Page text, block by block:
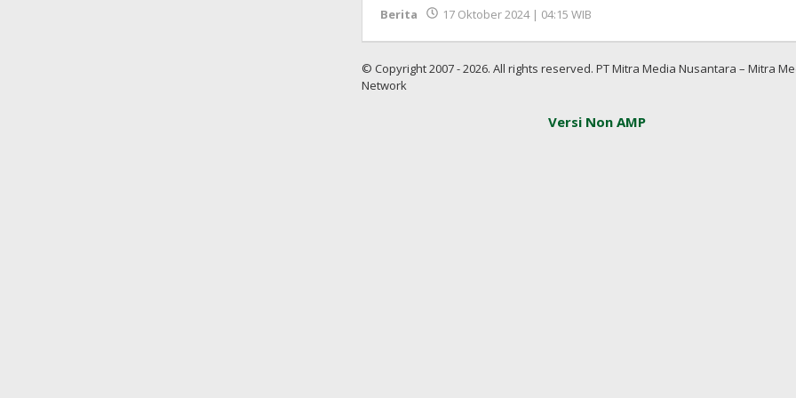
Berita 17 Oktober 2024 | 04:15 WIB
InfoSAWIT
© Copyright 2007 - 2026. All rights reserved. PT Mitra Media Nusantara – Mitra
Network
Versi Non AMP